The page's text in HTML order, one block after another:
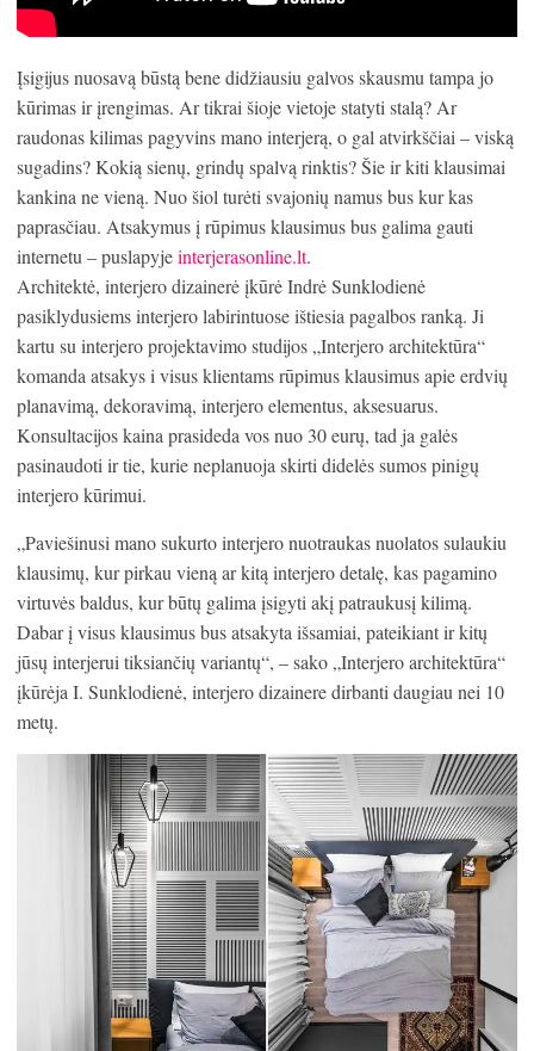
Įsigijus nuosavą būstą bene didžiausiu galvos skausmu tampa jo
kūrimas ir įrengimas. Ar tikrai šioje vietoje statyti stalą? Ar
raudonas kilimas pagyvins mano interjerą, o gal atvirkščiai – viską
sugadins? Kokią sienų, grindų spalvą rinktis? Šie ir kiti klausimai
kankina ne vieną. Nuo šiol turėti svajonių namus bus kur kas
paprasčiau. Atsakymus į rūpimus klausimus bus galima gauti
internetu – puslapyjeinterjerasonline.lt.
Architektė, interjero dizainerė įkūrė Indrė Sunklodienė
pasiklydusiems interjero labirintuose ištiesia pagalbos ranką. Ji
kartu su interjero projektavimo studijos „Interjero architektūra“
komanda atsakys i visus klientams rūpimus klausimus apie erdvių
planavimą, dekoravimą, interjero elementus, aksesuarus.
Konsultacijos kaina prasideda vos nuo 30 eurų, tad ja galės
pasinaudoti ir tie, kurie neplanuoja skirti didelės sumos pinigų
interjero kūrimui.
„Paviešinusi mano sukurto interjero nuotraukas nuolatos sulaukiu
klausimų, kur pirkau vieną ar kitą interjero detalę, kas pagamino
virtuvės baldus, kur būtų galima įsigyti akį patraukusį kilimą.
Dabar į visus klausimus bus atsakyta išsamiai, pateikiant ir kitų
jūsų interjerui tiksiančių variantų“, – sako „Interjero architektūra“
įkūrėja I. Sunklodienė, interjero dizainere dirbanti daugiau nei 10
metų.